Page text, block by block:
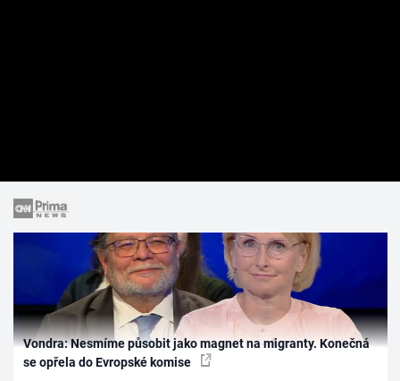
Vondra: Nesmíme působit jako magnet na migranty. Konečná
se opřela do Evropské komise